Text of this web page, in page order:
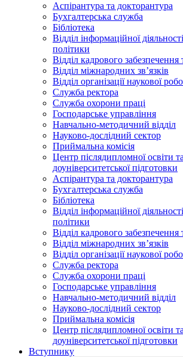
Аспірантура та докторантура
Бухгалтерська служба
Бібліотека
Відділ інформаційної
політики
Відділ кадрового забезпечення
Відділ міжнародних зв’язків
Відділ організації наукової
Служба ректора
Служба охорони праці
Господарське управління
Навчально-методичний відділ
Науково-дослідний сектор
Приймальна комісія
Центр післядипломної освіти та
доуніверситетської підготовки
Аспірантура та докторантура
Бухгалтерська служба
Бібліотека
Відділ інформаційної
політики
Відділ кадрового забезпечення
Відділ міжнародних зв’язків
Відділ організації наукової
Служба ректора
Служба охорони праці
Господарське управління
Навчально-методичний відділ
Науково-дослідний сектор
Приймальна комісія
Центр післядипломної освіти та
доуніверситетської підготовки
Вступнику